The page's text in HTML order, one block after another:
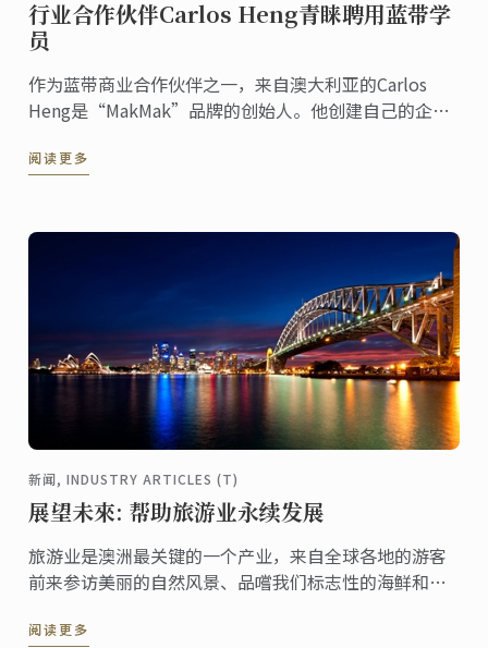
行业合作伙伴Carlos Heng青睐聘用蓝带学
员
作为蓝带商业合作伙伴之一，来自澳大利亚的Carlos
Heng是“MakMak”品牌的创始人。他创建自己的企业
程中，他认为最不可或缺的就是优质的员工。而蓝带毕
阅读更多
新闻, INDUSTRY ARTICLES (T)
展望未來: 帮助旅游业永续发展
旅游业是澳洲最关键的一个产业，来自全球各地的游客
前来参访美丽的自然风景、品嚐我们标志性的海鲜和极
巨额收益，2017年7月底，我们总计迎来了850万的游客
阅读更多